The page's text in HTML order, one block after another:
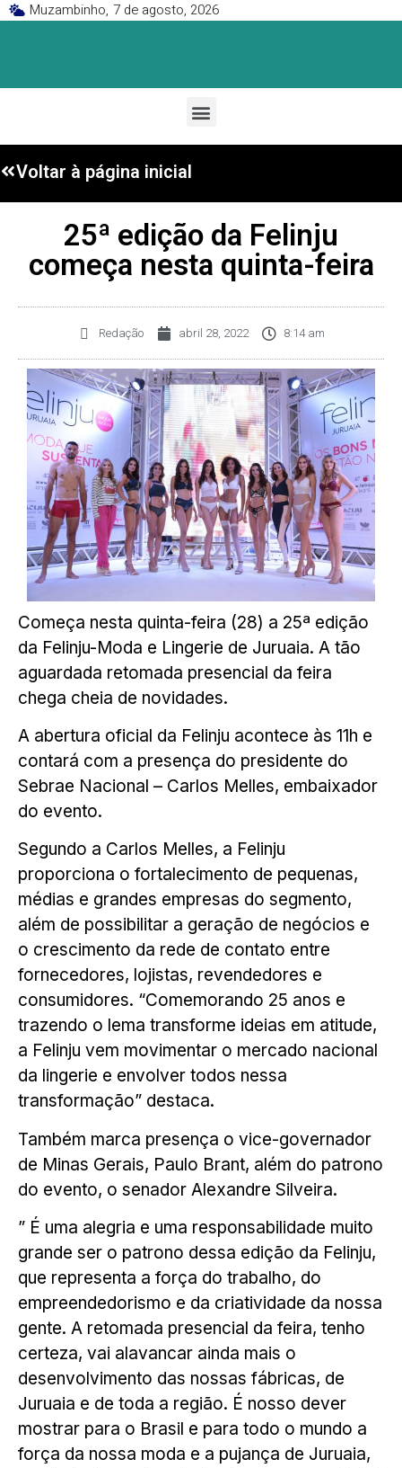
Muzambinho, 7 de agosto, 2026
Voltar à página inicial
25ª edição da Felinju
começa nesta quinta-feira
Redação abril 28, 2022 8:14 am
Começa nesta quinta-feira (28) a 25ª edição
da Felinju-Moda e Lingerie de Juruaia. A tão
aguardada retomada presencial da feira
chega cheia de novidades.
A abertura oficial da Felinju acontece às 11h e
contará com a presença do presidente do
Sebrae Nacional – Carlos Melles, embaixador
do evento.
Segundo a Carlos Melles, a Felinju
proporciona o fortalecimento de pequenas,
médias e grandes empresas do segmento,
além de possibilitar a geração de negócios e
o crescimento da rede de contato entre
fornecedores, lojistas, revendedores e
consumidores. “Comemorando 25 anos e
trazendo o lema transforme ideias em atitude,
a Felinju vem movimentar o mercado nacional
da lingerie e envolver todos nessa
transformação” destaca.
Também marca presença o vice-governador
de Minas Gerais, Paulo Brant, além do patrono
do evento, o senador Alexandre Silveira.
” É uma alegria e uma responsabilidade muito
grande ser o patrono dessa edição da Felinju,
que representa a força do trabalho, do
empreendedorismo e da criatividade da nossa
gente. A retomada presencial da feira, tenho
certeza, vai alavancar ainda mais o
desenvolvimento das nossas fábricas, de
Juruaia e de toda a região. É nosso dever
mostrar para o Brasil e para todo o mundo a
força da nossa moda e a pujança de Juruaia,